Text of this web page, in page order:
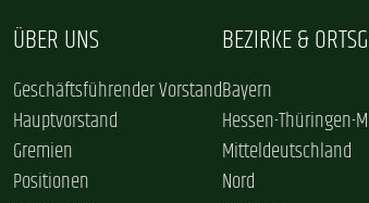
ÜBER UNS
Geschäftsführender Vorstand
Hauptvorstand
Gremien
Positionen
BEZIRKE &
Bayern
Hessen-Thüringen-
Mitteldeutschland
Nord